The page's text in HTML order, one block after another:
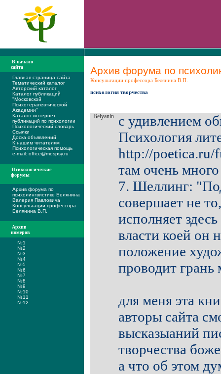
В начало
сайта
Главная страница сайта
Тематический каталог
Авторский каталог
Каталог публикаций
"Московской
Психотерапевтической
Академии"
Каталог интернет -
публикаций по психологии
Психологический словарь
Ссылки
Доска объявлений
К нашим читателям
Психологическая помощь
e-mail: office@mospsy.ru
Психологические
форумы
Архив форума по
психолингвистике Белянина
Валерия Павловича
Консультации профессора
Белянина В.П.
Архив
номеров
№1
№2
№3
№4
№5
№6
№7
№8
№9
№10
№11
№12
Архив форума по
Консультации профессора Белянина В.П.
психология творчества
Belyanin
с удивлением
Психология
http://poetica.ru/
там очень много
7. Шеллинг:
совершает не
исполняет
власти коей он
положение
проводит
для меня эта
авторы сайта
высказыаний
творчества
а что об этом